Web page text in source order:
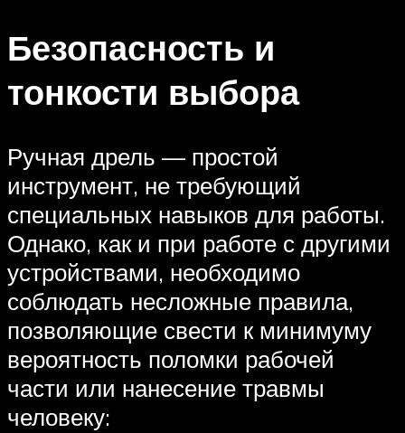
Безопасность и
тонкости выбора
Ручная дрель — простой
инструмент, не требующий
специальных навыков для работы.
Однако, как и при работе с другими
устройствами, необходимо
соблюдать несложные правила,
позволяющие свести к минимуму
вероятность поломки рабочей
части или нанесение травмы
человеку: